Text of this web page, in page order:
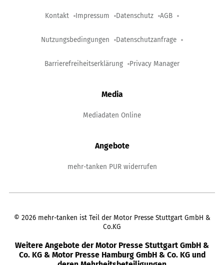
Kontakt Impressum Datenschutz AGB
Nutzungsbedingungen Datenschutzanfrage
Barrierefreiheitserklärung Privacy Manager
Media
Mediadaten Online
Angebote
mehr-tanken PUR widerrufen
© 2026 mehr-tanken ist Teil der Motor Presse Stuttgart GmbH &
Co.KG
Weitere Angebote der Motor Presse Stuttgart GmbH &
Co. KG & Motor Presse Hamburg GmbH & Co. KG und